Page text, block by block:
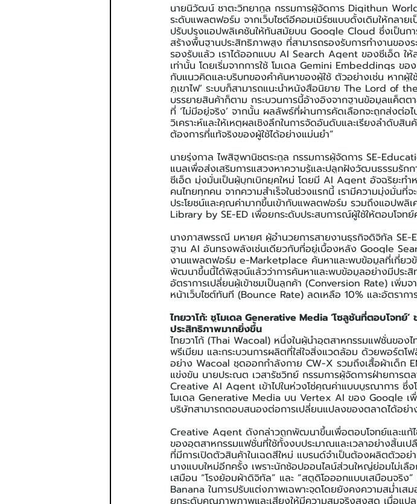
นายนิวัฒน์ ชาตะวิทยากูล กรรมการผู้จัดการ Digithun
ระดับแพลตฟอร์ม จากเว็บไซต์อีคอมเมิร์ซแบบดั้งเดิมให้กลา
ปรับปรุงแอปพลิเคชันให้ทันสมัยบน Google Cloud ซึ่งเป็นก
สร้างพื้นฐานประสิทธิภาพสูง ที่สามารถรองรับการทำงานขอ
รองรับแล้ว เราได้ออกแบบ AI Search Agent ของซีเอ็ด ให้
เท่านั้น โดยเริ่มจากการใช้ โมเดล Gemini Embeddings
กับแนวคิดและบริบทของคำค้นหาของผู้ใช้ ตัวอย่างเช่น หากผู้ใ
ภูเขาไฟ’ ระบบก็สามารถแนะนำหนังสือนิยาย The Lord of
บรรยายสินค้าก็ตาม กระบวนการนี้อ้างอิงจากฐานข้อมูลแค็ตต
ที่ ‘ไม่มีอยู่จริง’ จากนั้น ผลลัพธ์ที่ผ่านการคัดเลือกจะถูกส่งต่อ
วิเคราะห์และให้เหตุผลเชิงลึกในการจัดอันดับและเรียงลำดับ
ต้องการที่แท้จริงของผู้ใช้ได้อย่างแม่นยำ”
นายรุ่งกาล ไพสิฐพานิชตระกูล กรรมการผู้จัดการ SE-
แนลเพื่อส่งเสริมการแสวงหาความรู้และปลูกฝังวัฒนธรรมรักก
ซีเอ็ด มุ่งมั่นเป็นผู้บุกเบิกยุคใหม่ โดยมี AI Agent อัจฉริยะท
คนไทยทุกคน จากความสำเร็จในช่วงแรกนี้ เรามีความมุ่งมั่น
ประโยชน์และคุณค่ามากขึ้นเข้ากับแพลตฟอร์ม รวมถึงแอปพลิ
Library by SE-ED เพื่อยกระดับประสบการณ์ผู้ใช้ให้ตอบโจท
นางภาสพรรณี มหายศ ผู้อำนวยการสายงานธุรกิจดิจิทัล SE-
ฐาน AI อันทรงพลังเช่นเดียวกับที่อยู่เบื้องหลัง Google
งานแพลตฟอร์ม e-Marketplace ค้นหาและพบข้อมูลที่เกี่ยวข้
พัฒนาขึ้นนี้ได้พิสูจน์แล้วว่าการค้นหาและพบข้อมูลอย่างมีประ
อัตราการเปลี่ยนผู้เข้าชมเป็นลูกค้า (Conversion Rate) เพิ่ม
หน้าเว็บไซต์ทันที (Bounce Rate) ลดเหลือ 10% และอัตราก
ไทยวาโก้: ชูโมเดล Generative Media ‘โซลูชันที่ตอบโจทย์
ประสิทธิภาพมากยิ่งขึ้น
ไทยวาโก้ (Thai Wacoal) หนึ่งในผู้นำอุตสาหกรรมแฟชั่นของ
พรีเมียม และกระบวนการผลิตที่ใส่ใจสิ่งแวดล้อม ด้วยพอร์ต
อย่าง Wacoal ชุดออกกำลังกาย CW-X รวมถึงเสื้อผ้าเด็ก
แข่งขัน นายประณต เวสารัชวิทย์ กรรมการผู้จัดการฝ่ายการต
Creative AI Agent เข้าไปในห่วงโซ่คุณค่าแบบบูรณาการ ซึ่
โมเดล Generative Media บน Vertex AI ของ Google เพื่
บริษัทสามารถตอบสนองต่อการเปลี่ยนแปลงของตลาดได้อย่า
Creative Agent ดังกล่าวถูกพัฒนาขึ้นเพื่อตอบโจทย์และแ
ของอุตสาหกรรมแฟชั่นที่ใช้ทั้งงบประมาณและเวลาอย่างสิ้นเ
ที่มีการเปิดตัวสินค้าในเฉดสีใหม่ แบรนด์จำเป็นต้องผลิตตัวอ
นางแบบใหม่อีกครั้ง เพราะนักช้อปออนไลน์ส่วนใหญ่ย่อมไม่เ
เสมือน “โรงย้อมผ้าดิจิทัล” และ “สตูดิโอออกแบบเสมือนจริ
Banana ในการปรับแต่งภาพเฉพาะจุดโดยยังคงความสม่ำเ
ยกระดับคุณภาพภาพและเสียงให้มีความสมจริงสูงสุด เมื่อแป